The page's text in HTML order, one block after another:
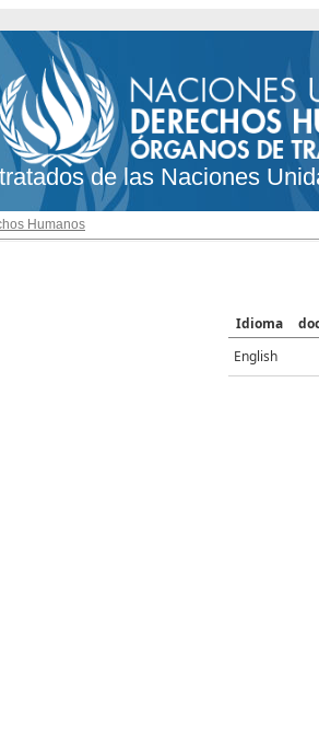
tratados de las Naciones
Humanos
Idioma
English